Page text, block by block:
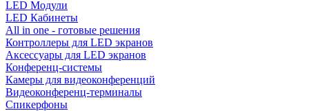
LED Модули
LED Кабинеты
All in one - готовые решения
Контроллеры для LED экранов
Аксессуары для LED экранов
Конференц-системы
Камеры для видеоконференций
Видеоконференц-терминалы
Спикерфоны